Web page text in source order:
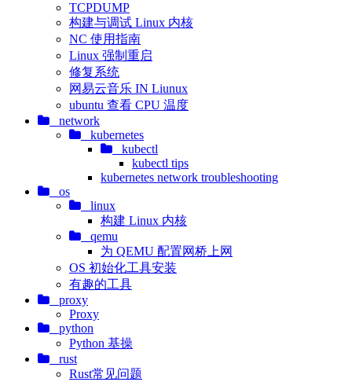
TCPDUMP
构建与调试 Linux 内核
NC 使用指南
Linux 强制重启
修复系统
网易云音乐 IN Liunux
ubuntu 查看 CPU 温度
network
kubernetes
kubectl
kubectl tips
kubernetes network troubleshooting
os
linux
构建 Linux 内核
qemu
为 QEMU 配置网桥上网
OS 初始化工具安装
有趣的工具
proxy
Proxy
python
Python 基操
rust
Rust常见问题